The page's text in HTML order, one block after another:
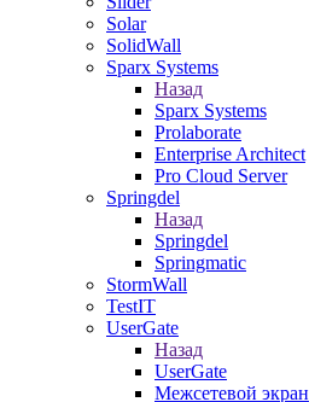
Solar
SolidWall
Sparx Systems
Назад
Sparx Systems
Prolaborate
Enterprise Architect
Pro Cloud Server
Springdel
Назад
Springdel
Springmatic
StormWall
TestIT
UserGate
Назад
UserGate
Межсетевой экран